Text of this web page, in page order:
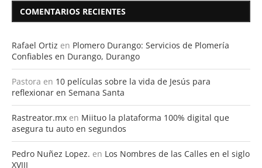
COMENTARIOS RECIENTES
Rafael Ortiz en Plomero Durango: Servicios de Plomería
Confiables en Durango, Durango
Pastora en 10 películas sobre la vida de Jesús para
reflexionar en Semana Santa
Rastreator.mx en Miituo la plataforma 100% digital que
asegura tu auto en segundos
Pedro Nuñez Lopez. en Los Nombres de las Calles en el siglo
XVIII